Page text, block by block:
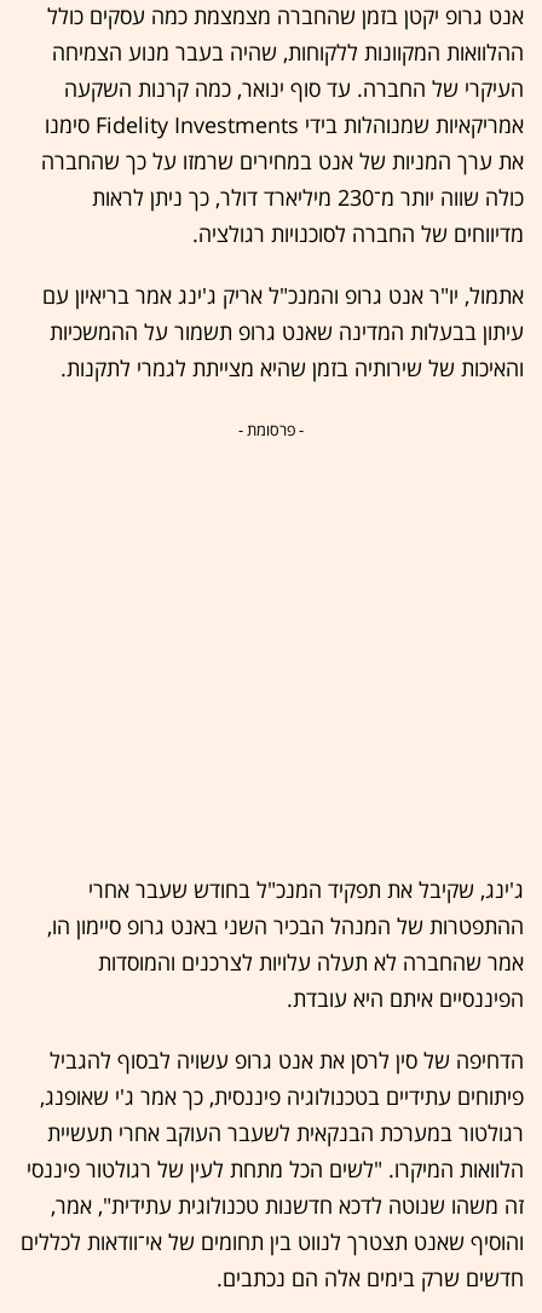
אנט גרופ יקטן בזמן שהחברה מצמצמת כמה עסקים כולל
ההלוואות המקוונות ללקוחות, שהיה בעבר מנוע הצמיחה
העיקרי של החברה. עד סוף ינואר, כמה קרנות השקעה
אמריקאיות שמנוהלות בידי Fidelity Investments סימנו
את ערך המניות של אנט במחירים שרמזו על כך שהחברה
כולה שווה יותר מ־230 מיליארד דולר, כך ניתן לראות
מדיווחים של החברה לסוכנויות רגולציה.
אתמול, יו"ר אנט גרופ והמנכ"ל אריק ג'ינג אמר בריאיון עם
עיתון בבעלות המדינה שאנט גרופ תשמור על ההמשכיות
והאיכות של שירותיה בזמן שהיא מצייתת לגמרי לתקנות.
- פרסומת -
ג'ינג, שקיבל את תפקיד המנכ"ל בחודש שעבר אחרי
ההתפטרות של המנהל הבכיר השני באנט גרופ סיימון הו,
אמר שהחברה לא תעלה עלויות לצרכנים והמוסדות
הפיננסיים איתם היא עובדת.
הדחיפה של סין לרסן את אנט גרופ עשויה לבסוף להגביל
פיתוחים עתידיים בטכנולוגיה פיננסית, כך אמר ג'י שאופנג,
רגולטור במערכת הבנקאית לשעבר העוקב אחרי תעשיית
הלוואות המיקרו. "לשים הכל מתחת לעין של רגולטור פיננסי
זה משהו שנוטה לדכא חדשנות טכנולוגית עתידית", אמר,
והוסיף שאנט תצטרך לנווט בין תחומים של אי־וודאות לכללים
חדשים שרק בימים אלה הם נכתבים.